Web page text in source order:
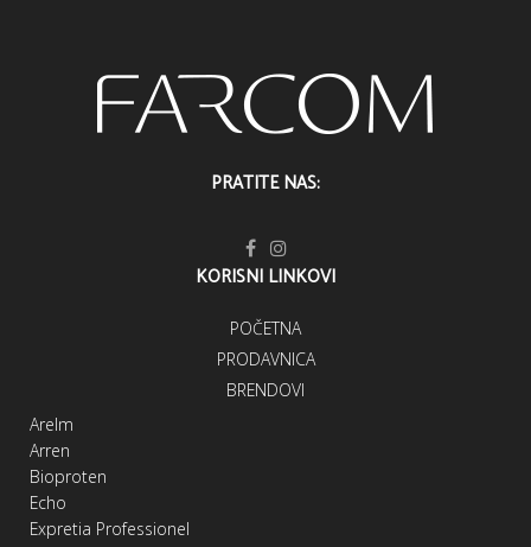
PRATITE NAS:
KORISNI LINKOVI
POČETNA
PRODAVNICA
BRENDOVI
Arelm
Arren
Bioproten
Echo
Expretia Professionel